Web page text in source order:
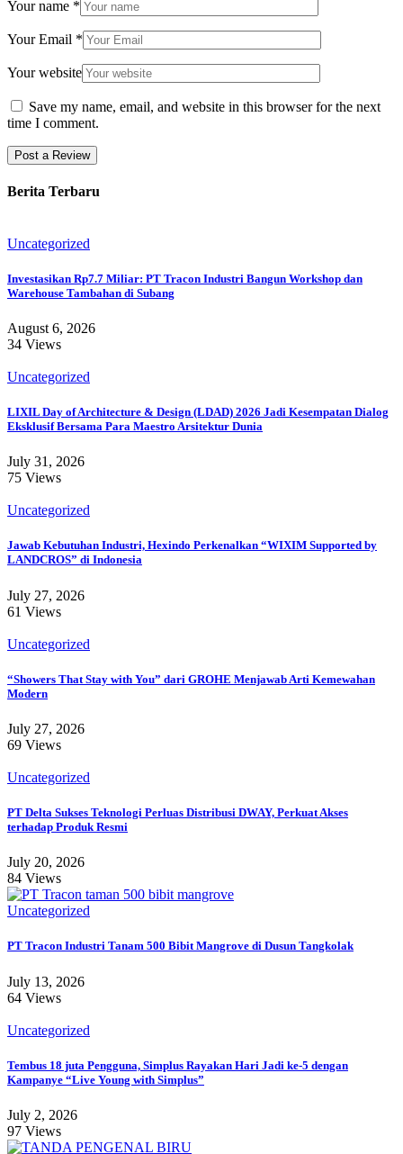
Your name *
Your Email *
Your website
Save my name, email, and website in this browser for the next
time I comment.
Berita Terbaru
Uncategorized
Investasikan Rp7.7 Miliar: PT Tracon Industri Bangun Workshop dan
Warehouse Tambahan di Subang
August 6, 2026
34 Views
Uncategorized
LIXIL Day of Architecture & Design (LDAD) 2026 Jadi Kesempatan Dialog
Eksklusif Bersama Para Maestro Arsitektur Dunia
July 31, 2026
75 Views
Uncategorized
Jawab Kebutuhan Industri, Hexindo Perkenalkan “WIXIM Supported by
LANDCROS” di Indonesia
July 27, 2026
61 Views
Uncategorized
“Showers That Stay with You” dari GROHE Menjawab Arti Kemewahan
Modern
July 27, 2026
69 Views
Uncategorized
PT Delta Sukses Teknologi Perluas Distribusi DWAY, Perkuat Akses
terhadap Produk Resmi
July 20, 2026
84 Views
Uncategorized
PT Tracon Industri Tanam 500 Bibit Mangrove di Dusun Tangkolak
July 13, 2026
64 Views
Uncategorized
Tembus 18 juta Pengguna, Simplus Rayakan Hari Jadi ke-5 dengan
Kampanye “Live Young with Simplus”
July 2, 2026
97 Views